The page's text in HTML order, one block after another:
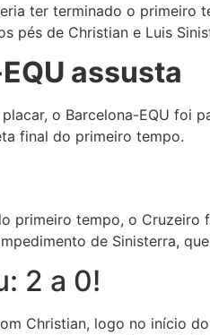
ter terminado o primeiro
pés de Christian e Luis
assusta
o Barcelona-EQU foi
final do primeiro tempo.
primeiro tempo, o Cruzeiro
de Sinisterra,
2 a 0!
Christian, logo no início